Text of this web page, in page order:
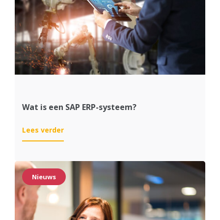
Systemen
inrichten
Wat is een SAP ERP-systeem?
Lees verder:
Wat
een
SAP
ERP-
systeem?
Nieuws